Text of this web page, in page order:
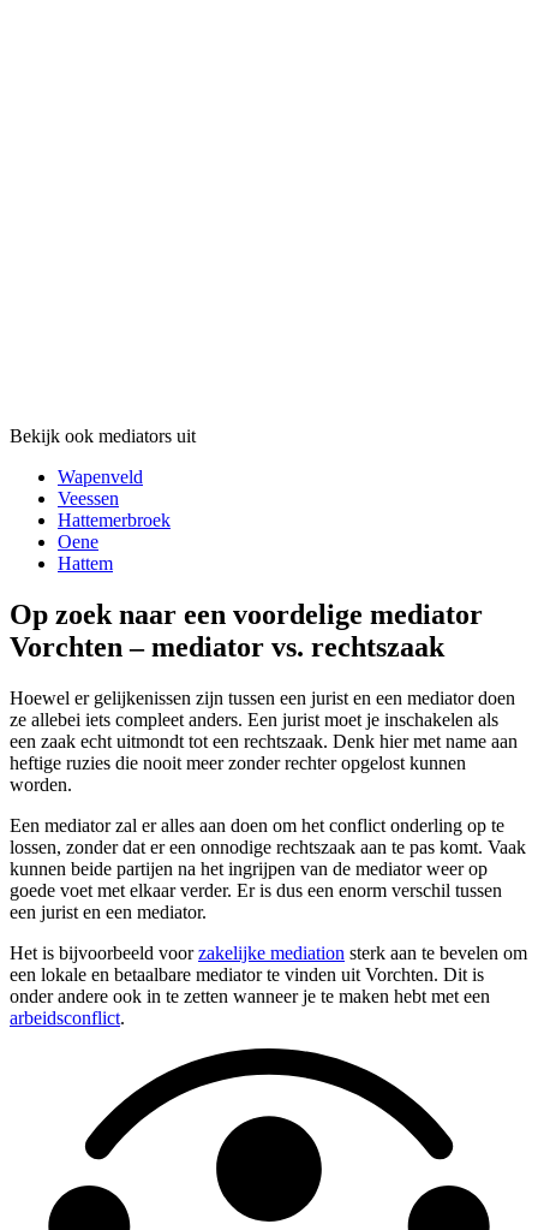
Bekijk ook mediators uit
Wapenveld
Veessen
Hattemerbroek
Oene
Hattem
Op zoek naar een voordelige mediator
Vorchten – mediator vs. rechtszaak
Hoewel er gelijkenissen zijn tussen een jurist en een mediator doen
ze allebei iets compleet anders. Een jurist moet je inschakelen als
een zaak echt uitmondt tot een rechtszaak. Denk hier met name aan
heftige ruzies die nooit meer zonder rechter opgelost kunnen
worden.
Een mediator zal er alles aan doen om het conflict onderling op te
lossen, zonder dat er een onnodige rechtszaak aan te pas komt. Vaak
kunnen beide partijen na het ingrijpen van de mediator weer op
goede voet met elkaar verder. Er is dus een enorm verschil tussen
een jurist en een mediator.
Het is bijvoorbeeld voorzakelijke mediation sterk aan te bevelen om
een lokale en betaalbare mediator te vinden uit Vorchten. Dit is
onder andere ook in te zetten wanneer je te maken hebt met een
arbeidsconflict.